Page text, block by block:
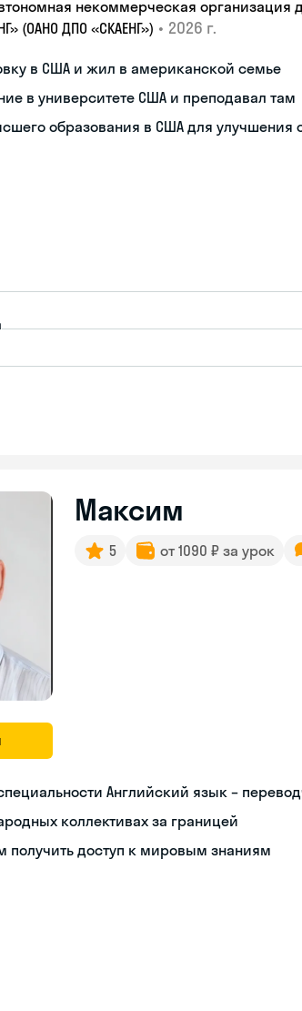
некоммерческая организация
(ОАНО ДПО «СКАЕНГ») • 2026 г.
в США и жил в американской семье
в университете США и преподавал там
образования в США для улучшения
Максим
5 от 1090 ₽ за урок
Английский язык –
коллективах за границей
получить доступ к мировым знаниям